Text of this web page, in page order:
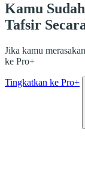
Kamu
Tafsir
Jika kamu
ke Pro+
Tingkatkan ke Pro+